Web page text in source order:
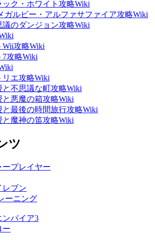
ック・ホワイト攻略Wiki
ガルビー・アルファサファイア攻略Wiki
議のダンジョン攻略Wiki
Wii攻略Wiki
7攻略Wiki
リエ攻略Wiki
と不思議な町攻略Wiki
と悪魔の箱攻略Wiki
と最後の時間旅行攻略Wiki
と魔神の笛攻略Wiki
ツ
ープレイヤー
レブン
ーニング
ンパイア3
ー